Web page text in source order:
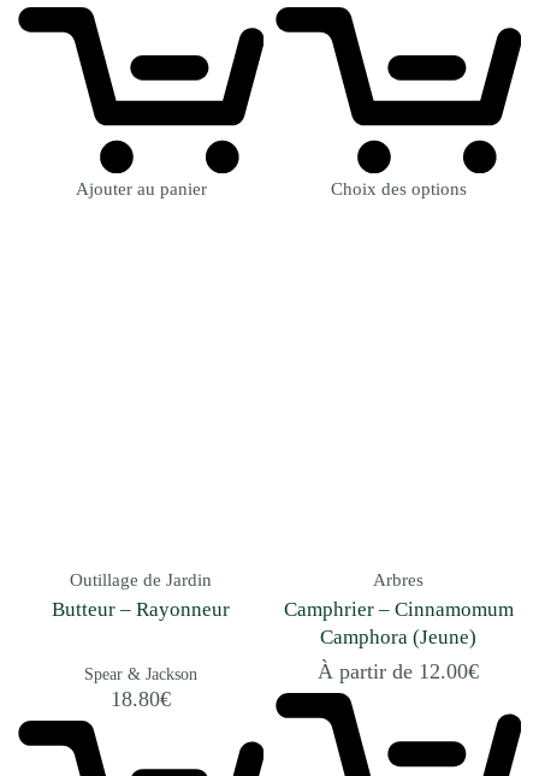
Ajouter au panier Choix des options
Outillage de Jardin
Butteur – Rayonneur
Spear & Jackson
18.80€
Arbres
Camphrier – Cinnamomum
Camphora (Jeune)
À partir de 12.00€